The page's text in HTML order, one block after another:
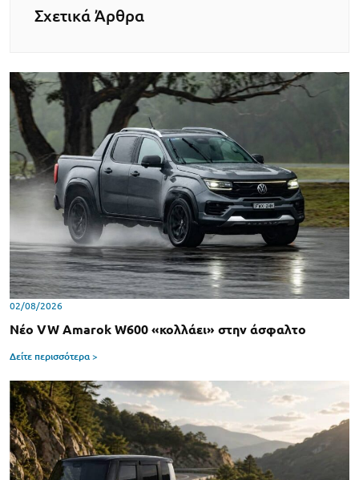
Σχετικά Άρθρα
02/08/2026
Νέο VW Amarok W600 «κολλάει» στην άσφαλτο
Δείτε περισσότερα >